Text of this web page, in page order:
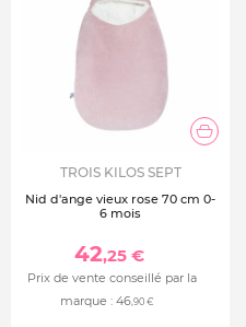
TROIS KILOS SEPT
Nid d'ange vieux rose 70 cm 0-
6 mois
42,25 €
Prix de vente conseillé par la
marque : 46,90 €